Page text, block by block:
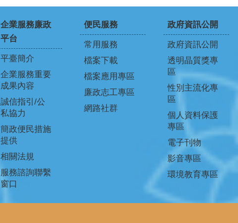
企業服務廉政
平台
平臺簡介
企業服務重要
成果內容
誠信指引/公
私協力
簡政便民措施
提供
相關法規
服務諮詢聯繫
窗口
便民服務
常用服務
檔案下載
檔案應用專區
廉政志工專區
網路社群
政府資訊公開
政府資訊公開
透明晶質獎專
區
性別主流化專
區
個人資料保護
專區
電子刊物
影音專區
環境教育專區